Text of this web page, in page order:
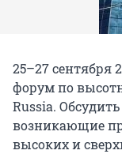
25–27 сентября
форум по
Russia.
возникающие
высоких и